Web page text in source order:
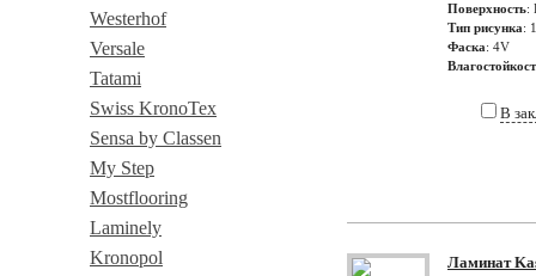
Westerhof
Versale
Tatami
Swiss KronoTex
Sensa by Classen
My Step
Mostflooring
Laminely
Kronopol
Поверхность:
Тип рисунка:
Фаска: 4V
В
Ламинат